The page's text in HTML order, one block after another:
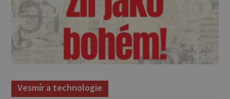
Vesmír a technologie